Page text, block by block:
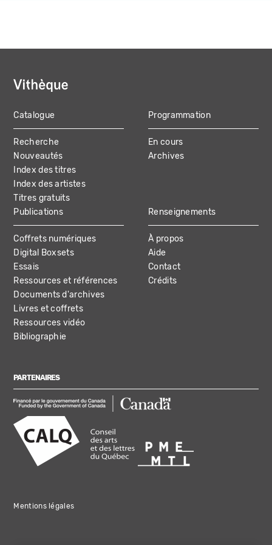
MAIN
NAVIGATION
Catalogue
Recherche
Nouveautés
Index des titres
Index des artistes
Titres gratuits
Programmation
En cours
Archives
Publications
Coffrets numériques
Digital Boxsets
Essais
Ressources et références
Documents d'archives
Livres et coffrets
Ressources vidéo
Bibliographie
Renseignements
À propos
Aide
Contact
Crédits
PARTENAIRES
Mentions légales